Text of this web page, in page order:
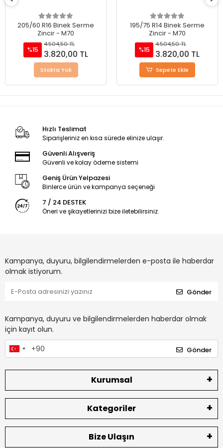
205/60 R16 Binek Serme
Zincir - M70
%15
4.504,50 TL
3.820,00 TL
Stokta Yok
195/75 R14 Binek Serme
Zincir - M70
%15
4.504,50 TL
3.820,00 TL
Sepete Ekle
Hızlı Teslimat
Siparişleriniz en kısa sürede elinize ulaşır.
Güvenli Alışveriş
Güvenli ve kolay ödeme sistemi
Geniş Ürün Yelpazesi
Binlerce ürün ve kampanya seçeneği
7 / 24 DESTEK
Öneri ve şikayetlerinizi bize iletebilirsiniz.
Kampanya, duyuru, bilgilendirmelerden e-posta ile haberdar
olmak istiyorum.
Gönder
Kampanya, duyuru ve bilgilendirmelerden haberdar olmak
için kayıt olun.
Gönder
Kurumsal
Kategoriler
Bize Ulaşın